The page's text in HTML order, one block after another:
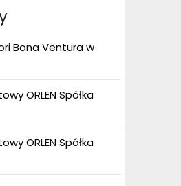
Bona Ventura w
ORLEN Spółka
ORLEN Spółka